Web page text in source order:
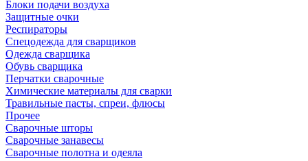
Блоки подачи воздуха
Защитные очки
Респираторы
Спецодежда для сварщиков
Одежда сварщика
Обувь сварщика
Перчатки сварочные
Химические материалы для сварки
Травильные пасты, спреи, флюсы
Прочее
Сварочные шторы
Сварочные занавесы
Сварочные полотна и одеяла